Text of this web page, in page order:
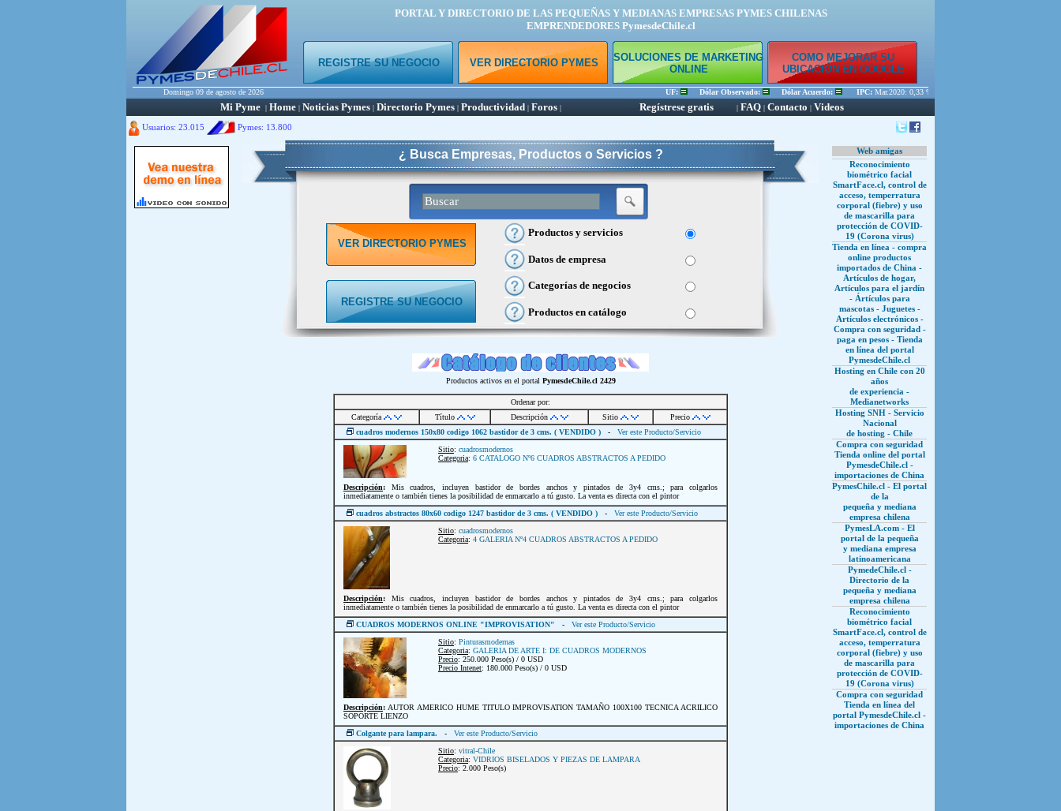
PORTAL Y DIRECTORIO DE LAS PEQUEÑAS Y MEDIANAS EMPRESAS PYMES CHILENAS
EMPRENDEDORES PymesdeChile.cl
REGISTRE SU NEGOCIO VER DIRECTORIO PYMES
SOLUCIONES DE MARKETING
ONLINE
COMO MEJORAR SU
UBICACIÓN EN GOOGLE
Domingo 09 de agosto de 2026 UF: Dólar Observado: Dólar Acuerdo: IPC:Mar.2020: 0,33 % Feb.2020: 0,45 % Ene.2020: 0,56 %
Mi Pyme | Home | Noticias Pymes | Directorio Pymes | Productividad | Foros | Regístrese gratis | FAQ | Contacto | Videos
Usuarios: 23.015 Pymes: 13.800
¿ Busca Empresas, Productos o Servicios ?
VER DIRECTORIO PYMES
REGISTRE SU NEGOCIO
Productos y servicios
Datos de empresa
Categorías de negocios
Productos en catálogo
Productos activos en el portal PymesdeChile.cl 2429
Ordenar por:
Categoría
Título Descripción Sitio
Precio
cuadros modernos 150x80 codigo 1062 bastidor de 3 cms. ( VENDIDO )
- Ver este Producto/Servicio
Sitio: cuadrosmodernos
Categoria: 6 CATALOGO Nº6 CUADROS ABSTRACTOS A PEDIDO
Descripción: Mis cuadros, incluyen bastidor de bordes anchos y pintados de 3y4 cms.; para colgarlos
inmediatamente o también tienes la posibilidad de enmarcarlo a tú gusto. La venta es directa con el pintor
cuadros abstractos 80x60 codigo 1247 bastidor de 3 cms. ( VENDIDO )
- Ver este Producto/Servicio
Sitio: cuadrosmodernos
Categoria: 4 GALERIA Nº4 CUADROS ABSTRACTOS A PEDIDO
Descripción: Mis cuadros, incluyen bastidor de bordes anchos y pintados de 3y4 cms.; para colgarlos
inmediatamente o también tienes la posibilidad de enmarcarlo a tú gusto. La venta es directa con el pintor
CUADROS MODERNOS ONLINE "IMPROVISATION"
- Ver este Producto/Servicio
Sitio: Pinturasmodernas
Categoria: GALERIA DE ARTE I: DE CUADROS MODERNOS
Precio: 250.000 Peso(s) / 0 USD
Precio Intenet: 180.000 Peso(s) / 0 USD
Descripción: AUTOR AMERICO HUME TITULO IMPROVISATION TAMAÑO 100X100 TECNICA ACRILICO
SOPORTE LIENZO
Colgante para lampara.
- Ver este Producto/Servicio
Sitio: vitral-Chile
Categoria: VIDRIOS BISELADOS Y PIEZAS DE LAMPARA
Precio: 2.000 Peso(s)
Web amigas
Reconocimiento
biométrico facial
SmartFace.cl, control de
acceso, temperratura
corporal (fiebre) y uso
de mascarilla para
protección de COVID-
19 (Corona virus)
Tienda en línea - compra
online productos
importados de China -
Artículos de hogar,
Artículos para el jardín
- Ártículos para
mascotas - Juguetes -
Artículos electrónicos -
Compra con seguridad -
paga en pesos - Tienda
en línea del portal
PymesdeChile.cl
Hosting en Chile con 20
años
de experiencia -
Medianetworks
Hosting SNH - Servicio
Nacional
de hosting - Chile
Compra con seguridad
Tienda online del portal
PymesdeChile.cl -
importaciones de China
PymesChile.cl - El portal
de la
pequeña y mediana
empresa chilena
PymesLA.com - El
portal de la pequeña
y mediana empresa
latinoamericana
PymedeChile.cl -
Directorio de la
pequeña y mediana
empresa chilena
Reconocimiento
biométrico facial
SmartFace.cl, control de
acceso, temperratura
corporal (fiebre) y uso
de mascarilla para
protección de COVID-
19 (Corona virus)
Compra con seguridad
Tienda en línea del
portal PymesdeChile.cl -
importaciones de China